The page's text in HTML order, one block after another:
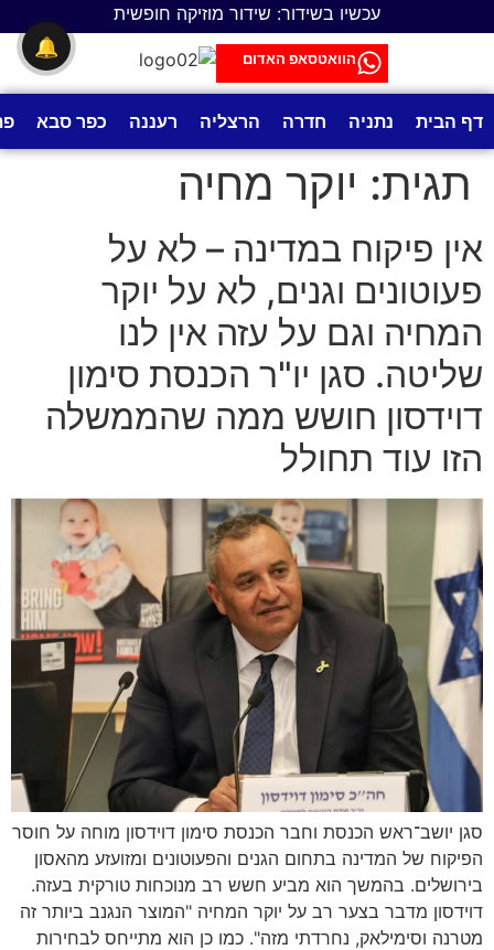
עכשיו בשידור: שידור מוזיקה חופשית
הוואטסאפ האדום
דף הבית נתניה חדרה הרצליה רעננה כפר סבא
תגית: יוקר מחיה
אין פיקוח במדינה – לא על
פעוטונים וגנים, לא על יוקר
המחיה וגם על עזה אין לנו
שליטה. סגן יו"ר הכנסת סימון
דוידסון חושש ממה שהממשלה
הזו עוד תחולל
סגן יושב־ראש הכנסת וחבר הכנסת סימון דוידסון מוחה על חוסר
הפיקוח של המדינה בתחום הגנים והפעוטונים ומזועזע מהאסון
בירושלים. בהמשך הוא מביע חשש רב מנוכחות טורקית בעזה.
דוידסון מדבר בצער רב על יוקר המחיה "המוצר הנגנב ביותר זה
מטרנה וסימילאק, נחרדתי מזה". כמו כן הוא מתייחס לבחירות
🔔